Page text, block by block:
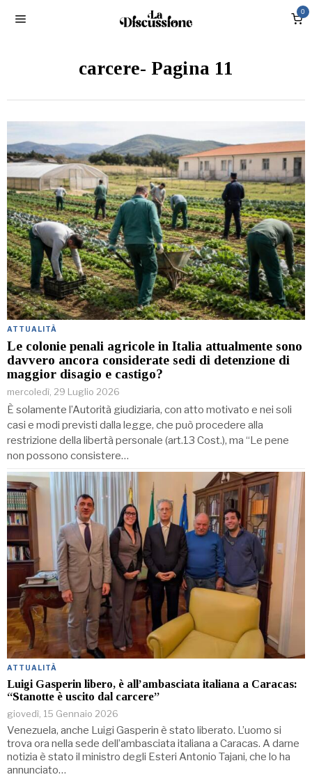
0
carcere- Pagina 11
ATTUALITÀ
Le colonie penali agricole in Italia attualmente sono
davvero ancora considerate sedi di detenzione di
maggior disagio e castigo?
mercoledì, 29 Luglio 2026
È solamente l’Autorità giudiziaria, con atto motivato e nei soli
casi e modi previsti dalla legge, che può procedere alla
restrizione della libertà personale (art.13 Cost.), ma “Le pene
non possono consistere…
ATTUALITÀ
Luigi Gasperin libero, è all’ambasciata italiana a Caracas:
“Stanotte è uscito dal carcere”
giovedì, 15 Gennaio 2026
Venezuela, anche Luigi Gasperin è stato liberato. L’uomo si
trova ora nella sede dell’ambasciata italiana a Caracas. A darne
notizia è stato il ministro degli Esteri Antonio Tajani, che lo ha
annunciato…